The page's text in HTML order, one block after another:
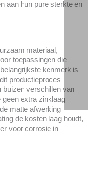
aan hun pure sterkte en
materiaal,
toepassingen die
kenmerk is
productieproces
buizen verschillen van
geen extra zinklaag
matte afwerking
de kosten laag houdt,
voor corrosie in